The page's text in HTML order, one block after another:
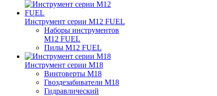
Инструмент серии M12 FUEL
Наборы инструментов
M12 FUEL
Пилы M12 FUEL
Инструмент серии M18
Винтоверты M18
Гвоздезабиватели M18
Гидравлический